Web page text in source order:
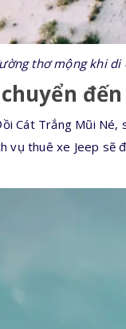
thơ mộng khi di
Cát Trắng Mũi Né,
vụ thuê xe Jeep sẽ